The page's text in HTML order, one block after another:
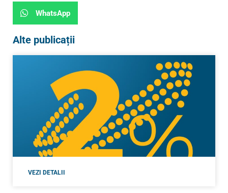
WhatsApp
Alte publicații
VEZI DETALII